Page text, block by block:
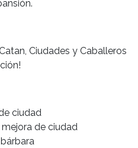
Ciudades y Caballeros
ciudad
de ciudad